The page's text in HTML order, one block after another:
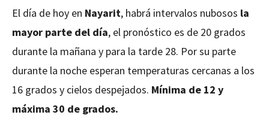
El día de hoy en Nayarit, habrá intervalos nubosos la
mayor parte del día, el pronóstico es de 20 grados
durante la mañana y para la tarde 28. Por su parte
durante la noche esperan temperaturas cercanas a los
16 grados y cielos despejados. Mínima de 12 y
máxima 30 de grados.